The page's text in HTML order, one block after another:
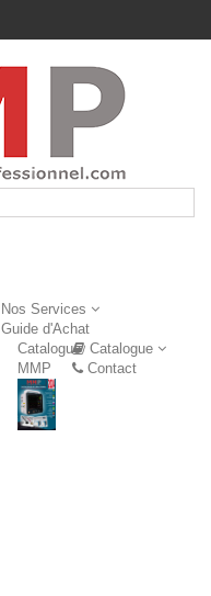
Nos Services
Guide d'Achat
Catalogue
Catalogue
MMP
Contact